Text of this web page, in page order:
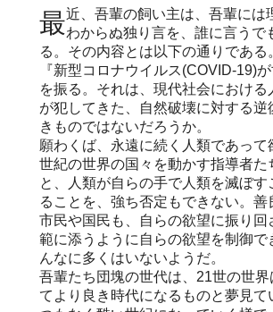
最近、吾輩の飼い主は、吾輩には理解できぬ訳のわからぬ独り言を、誰に言うで
る。その内容とは以下の通りである
『新型コロナウイルス(COVID-19)
を振る。それは、現代社会における
が犯してきた、自然破壊に対する逆
きものではないだろうか。
願わくば、永遠に続く人類であって
世紀の世界の国々を動かす指導者た
と、人類が自らの手で人類を滅ぼす
ることを、強ち否定もできない。善
市民や国民も、自らの欲望に振り回
範に添うように自らの欲望を制御で
んなに多くはいないようだ。
吾輩たち団塊の世代は、21世の世界
てより良き時代になるものと夢見て